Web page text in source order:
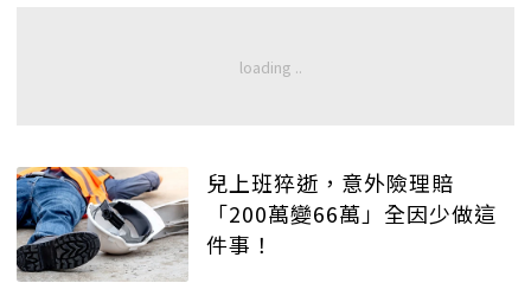
兒上班猝逝，意外險理賠
「200萬變66萬」全因少做這
件事！